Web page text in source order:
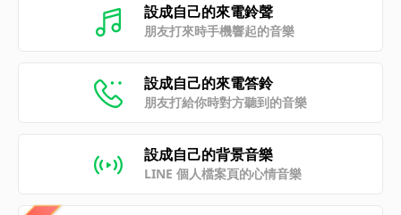
設成自己的來電鈴聲
朋友打來時手機響起的音樂
設成自己的來電答鈴
朋友打給你時對方聽到的音樂
設成自己的背景音樂
LINE 個人檔案頁的心情音樂